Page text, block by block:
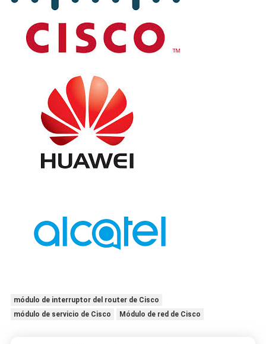
módulo de interruptor del router de Cisco
módulo de servicio de Cisco
Módulo de red de Cisco